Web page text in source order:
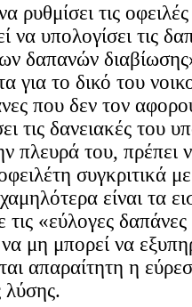
ρυθμίσει τις
να υπολογίσει τις
δαπανών
για το δικό του
που δεν τον
τις δανειακές του
πλευρά του, πρέπει
συγκριτικά
είναι τα
τις «εύλογες
μη μπορεί να
απαραίτητη η
λύσης.